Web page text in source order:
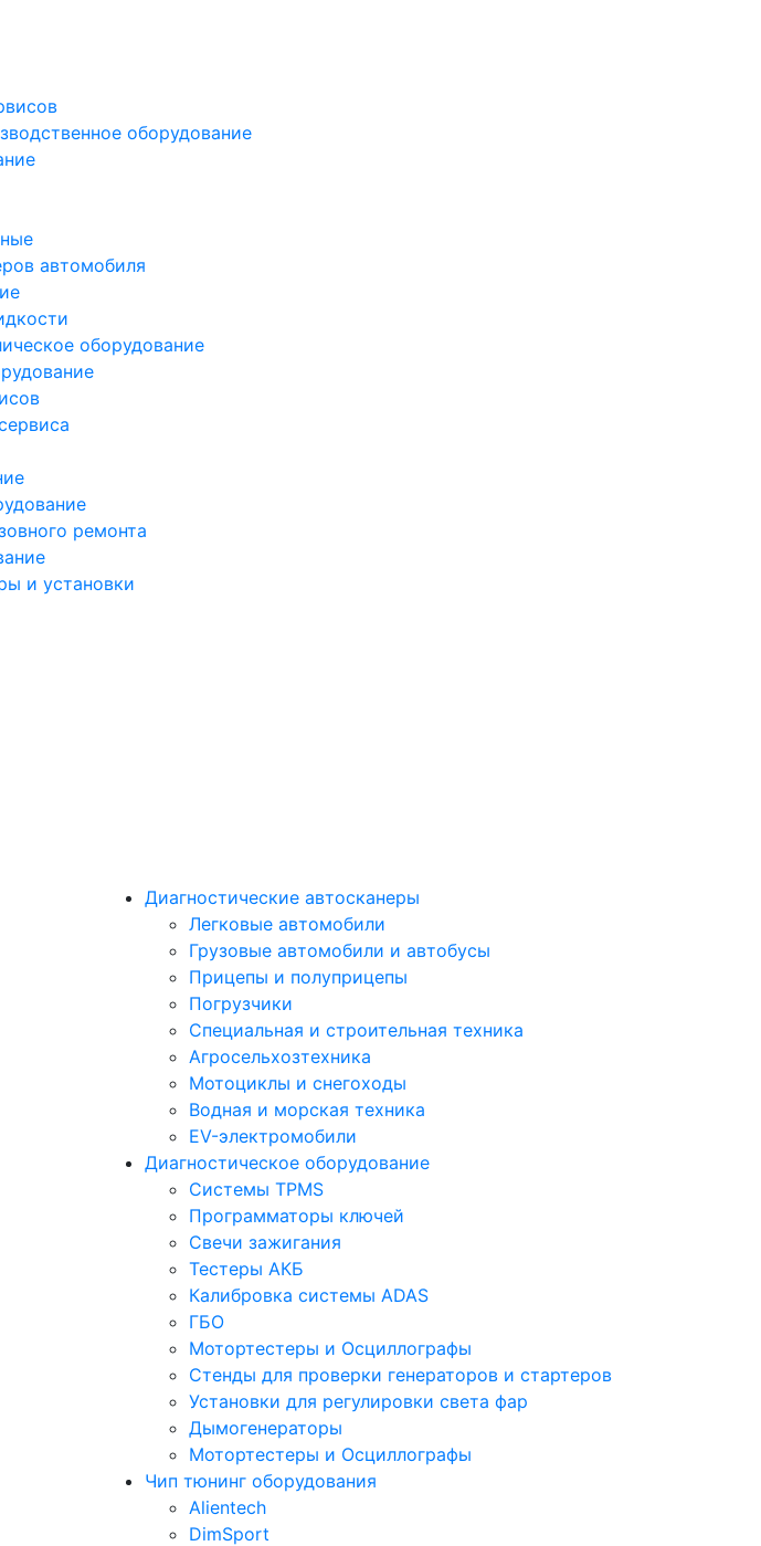
оборудование
автомобиля
оборудование
ремонта
и установки
Диагностические автосканеры
Легковые автомобили
Грузовые автомобили и автобусы
Прицепы и полуприцепы
Погрузчики
Специальная и строительная техника
Агросельхозтехника
Мотоциклы и снегоходы
Водная и морская техника
EV-электромобили
Диагностическое оборудование
Системы TPMS
Программаторы ключей
Свечи зажигания
Тестеры АКБ
Калибровка системы ADAS
ГБО
Мотортестеры и Осциллографы
Стенды для проверки генераторов и стартеров
Установки для регулировки света фар
Дымогенераторы
Мотортестеры и Осциллографы
Чип тюнинг оборудования
Alientech
DimSport